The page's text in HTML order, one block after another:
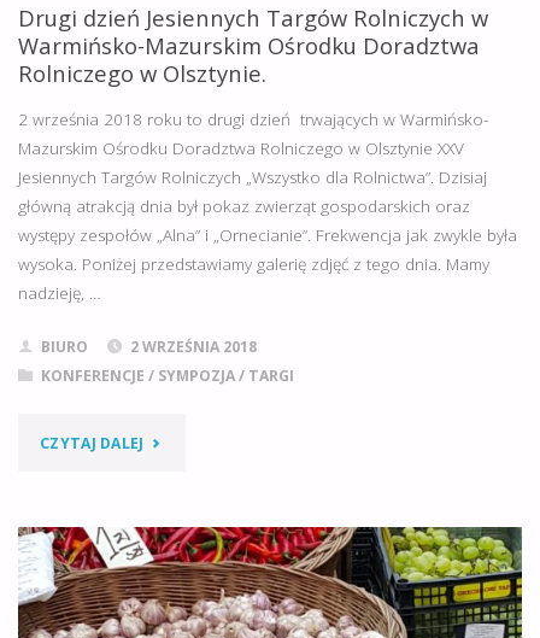
Drugi dzień Jesiennych Targów Rolniczych w
Warmińsko-Mazurskim Ośrodku Doradztwa
Rolniczego w Olsztynie.
2 września 2018 roku to drugi dzień trwających w Warmińsko-
Mazurskim Ośrodku Doradztwa Rolniczego w Olsztynie XXV
Jesiennych Targów Rolniczych „Wszystko dla Rolnictwa”. Dzisiaj
główną atrakcją dnia był pokaz zwierząt gospodarskich oraz
występy zespołów „Alna” i „Ornecianie”. Frekwencja jak zwykle była
wysoka. Poniżej przedstawiamy galerię zdjęć z tego dnia. Mamy
nadzieję, …
BIURO
2 WRZEŚNIA 2018
KONFERENCJE / SYMPOZJA/ TARGI
CZYTAJ DALEJ "DRUGI
JESIENNYCH
TARGÓW
ROLNICZYCH